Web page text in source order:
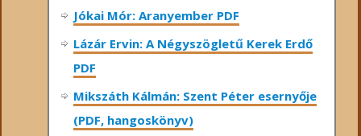
Jókai Mór: Aranyember PDF
Lázár Ervin: A Négyszögletű Kerek Erdő
PDF
Mikszáth Kálmán: Szent Péter esernyője
(PDF, hangoskönyv)